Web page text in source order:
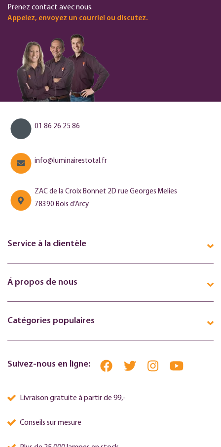
Prenez contact avec nous.
Appelez, envoyez un courriel ou discutez.
01 86 26 25 86
info@luminairestotal.fr
ZAC de la Croix Bonnet 2D rue Georges Melies
78390 Bois d’Arcy
Service à la clientèle
Á propos de nous
Catégories populaires
Suivez-nous en ligne:
Livraison gratuite à partir de 99,-
Conseils sur mesure